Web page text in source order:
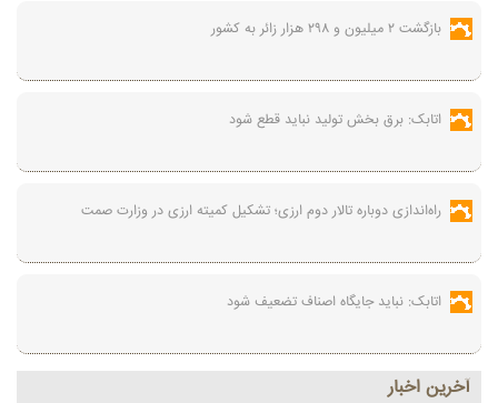
بازگشت ۲ میلیون و ۲۹۸ هزار زائر به کشور
اتابک: برق بخش تولید نباید قطع شود
راه‌اندازی دوباره تالار دوم ارزی؛ تشکیل کمیته ارزی در وزارت صمت
اتابک: نباید جایگاه اصناف تضعیف شود
آخرين اخبار